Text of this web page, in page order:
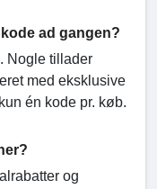
ad gangen?
Nogle tillader
med eksklusive
én kode pr. køb.
og